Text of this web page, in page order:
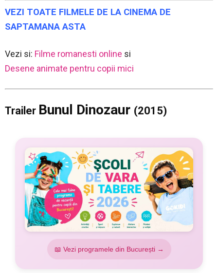
VEZI TOATE FILMELE DE LA CINEMA DE
SAPTAMANA ASTA
Vezi si: Filme romanesti online si
Desene animate pentru copii mici
Trailer Bunul Dinozaur (2015)
📖 Vezi programele din București →